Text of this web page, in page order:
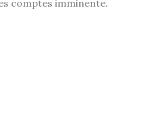
comptes imminente.